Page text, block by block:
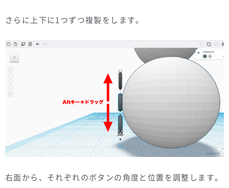
さらに上下に1つずつ複製をします。
右面から、それぞれのボタンの角度と位置を調整します。